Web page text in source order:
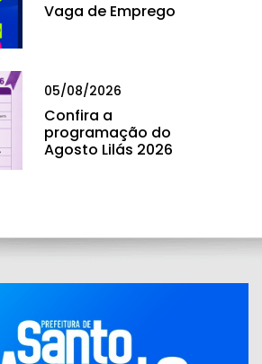
Vaga de Emprego
05/08/2026
Confira a
programação do
Agosto Lilás 2026